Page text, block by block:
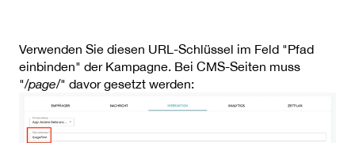
Verwenden Sie diesen URL-Schlüssel im Feld "Pfad
einbinden" der Kampagne. Bei CMS-Seiten muss
"/page/" davor gesetzt werden: